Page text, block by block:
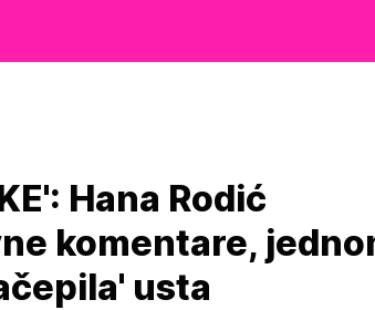
Hana Rodić
komentare,
usta